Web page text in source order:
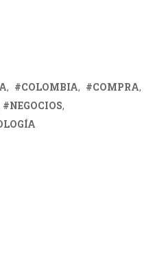
COLOMBIA
COMPRA
NEGOCIOS